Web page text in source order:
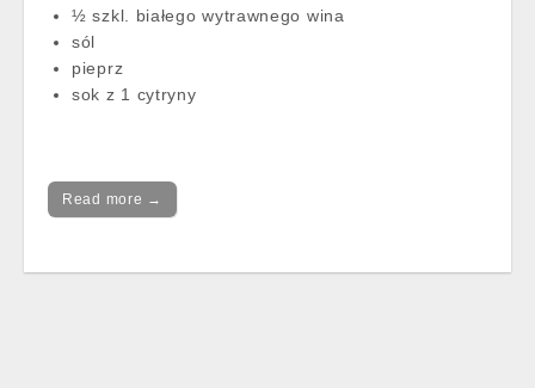
½ szkl. białego wytrawnego wina
sól
pieprz
sok z 1 cytryny
Read more →